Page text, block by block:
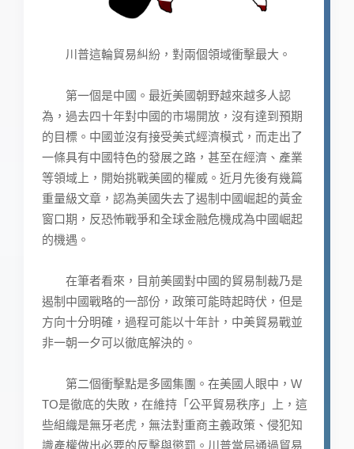
川普這輪貿易糾紛，對兩個領域衝擊最大。
第一個是中國。最近美國朝野越來越多人認
為，過去四十年對中國的市場開放，沒有達到預期
的目標。中國並沒有接受美式經濟模式，而走出了
一條具有中國特色的發展之路，甚至在經濟、產業
等領域上，開始挑戰美國的權威。近月先後有幾篇
重量級文章，認為美國失去了遏制中國崛起的黃金
窗口期，反恐怖戰爭和全球金融危機成為中國崛起
的機遇。
在筆者看來，目前美國對中國的貿易制裁乃是
遏制中國戰略的一部份，政策可能時起時伏，但是
方向十分明確，過程可能以十年計，中美貿易戰並
非一朝一夕可以徹底解決的。
第二個衝擊點是多國集團。在美國人眼中，W
TO是徹底的失敗，在維持「公平貿易秩序」上，這
些組織是無牙老虎，無法對重商主義政策、侵犯知
識產權做出必要的反擊與懲罰。川普當局通過貿易